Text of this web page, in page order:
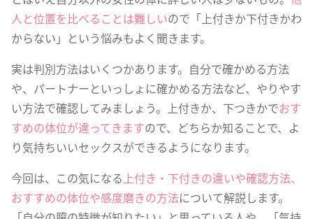
人と位置を比べることは難しいので「上付きか下付きかわ
からない」という悩みもよく聞きます。
実は判別方法はいくつかあります。自分で確かめる方法
や、パートナーといっしょに確かめる方法など、やりやす
い方法で確認してみましょう。上付きか、下つきかでおす
すめの体位が違ってきますので、どちらか知ることで、よ
り気持ちいいセックスができるようになります。
今回は、この気になる 上付き・下付きの違いや確認方法、
おすすめの体位や感度磨きの方法について解説します。